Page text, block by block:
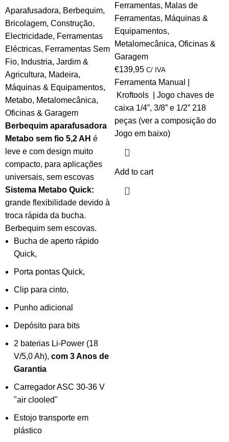
Aparafusadora, Berbequim,
Bricolagem, Construção,
Electricidade, Ferramentas
Eléctricas, Ferramentas Sem
Fio, Industria, Jardim &
Agricultura, Madeira,
Máquinas & Equipamentos,
Metabo, Metalomecânica,
Oficinas & Garagem
Berbequim aparafusadora
Metabo sem fio 5,2 AH é
leve e com design muito
compacto, para aplicações
universais, sem escovas
Sistema Metabo Quick:
grande flexibilidade devido à
troca rápida da bucha.
Berbequim sem escovas.
Bucha de aperto rápido
Quick,
Porta pontas Quick,
Clip para cinto,
Punho adicional
Depósito para bits
2 baterias Li-Power (18
V/5,0 Ah), com 3 Anos de
Garantia
Carregador ASC 30-36 V
"air clooled"
Estojo transporte em
plástico
Ferramentas, Malas de
Ferramentas, Máquinas &
Equipamentos,
Metalomecânica, Oficinas &
Garagem
€139,95 C/ IVA
Ferramenta Manual |
Kroftools | Jogo chaves de
caixa 1/4”, 3/8” e 1/2” 218
peças (ver a composição do
Jogo em baixo)
Add to cart